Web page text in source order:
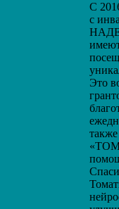
С
с
Это